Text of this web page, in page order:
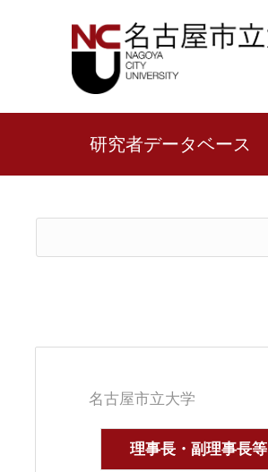
研究者データベース
名古屋市立大学
理事長・副理事長等